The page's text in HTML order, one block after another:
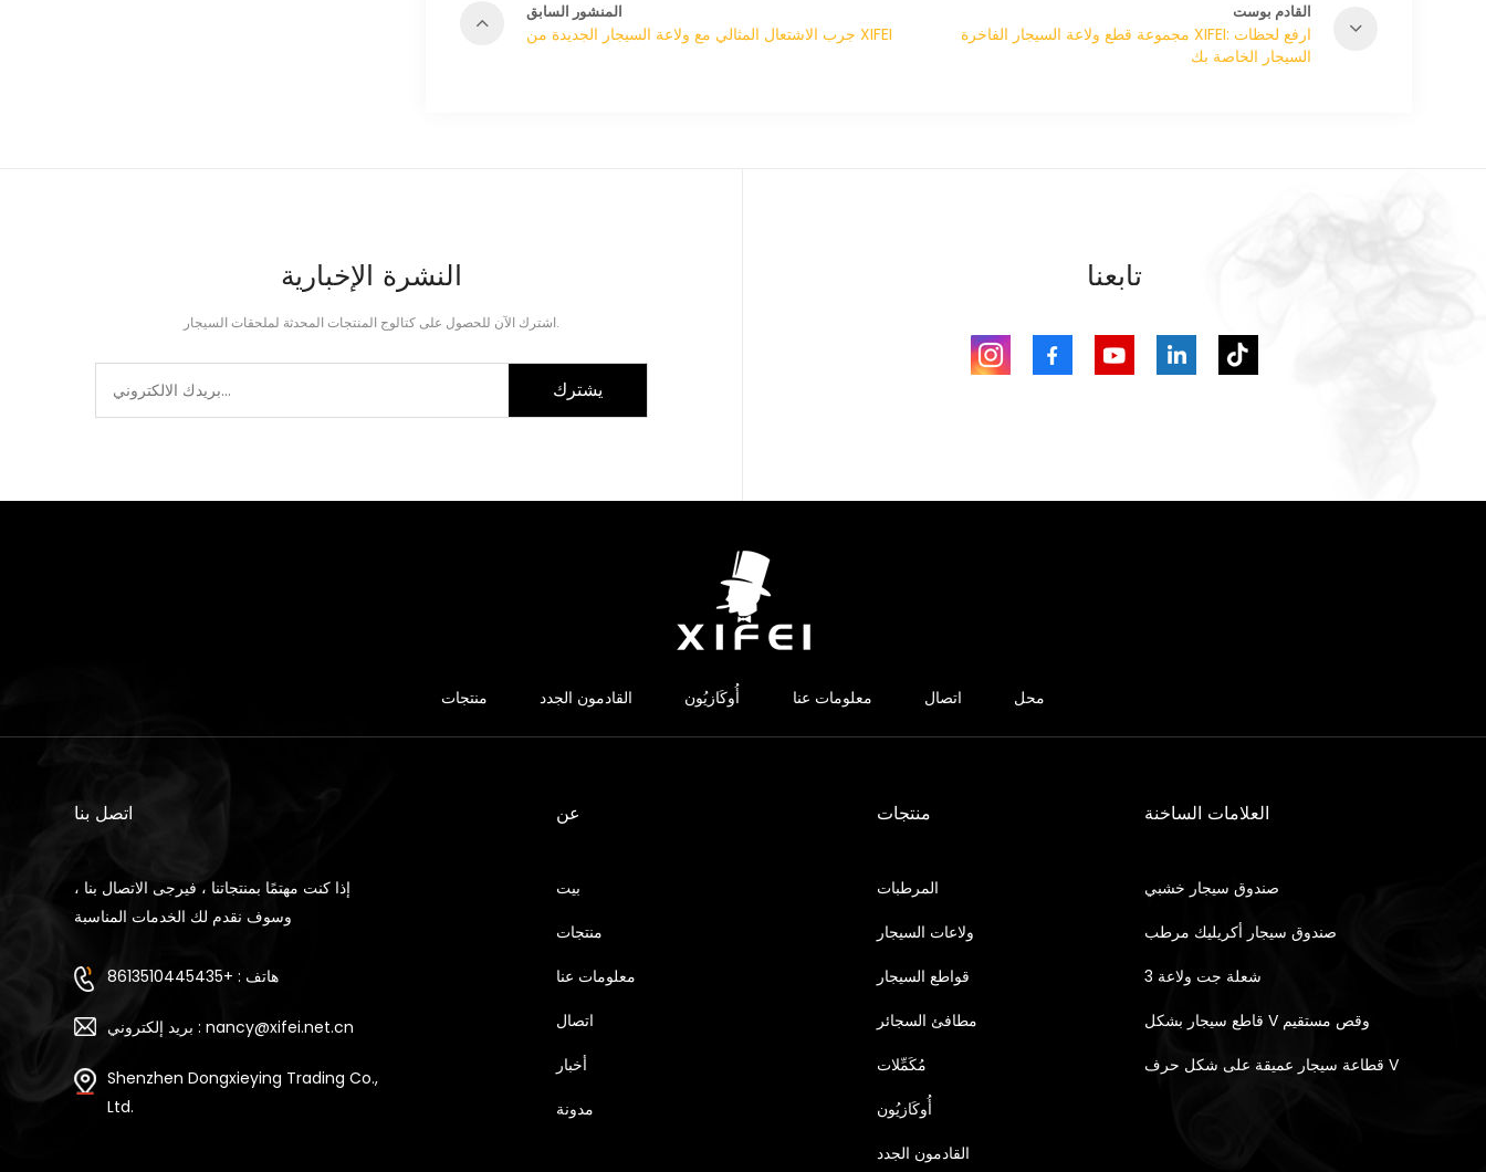
المنشور السابق
جرب الاشتعال المثالي مع ولاعة السيجار الجديدة من XIFEI
القادم بوست
مجموعة قطع ولاعة السيجار الفاخرة XIFEI: ارفع لحظات
السيجار الخاصة بك
النشرة الإخبارية
اشترك الآن للحصول على كتالوج المنتجات المحدثة لملحقات السيجار.
يشترك
تابعنا
منتجات القادمون الجدد أُوكَازيُون معلومات عنا اتصال محل
اتصل بنا
إذا كنت مهتمًا بمنتجاتنا ، فيرجى الاتصال بنا ،
وسوف نقدم لك الخدمات المناسبة
هاتف : +8613510445435
بريد إلكتروني : nancy@xifei.net.cn
Shenzhen Dongxieying Trading Co.,
Ltd.
عن
بيت
منتجات
معلومات عنا
اتصال
أخبار
مدونة
منتجات
المرطبات
ولاعات السيجار
قواطع السيجار
مطافئ السجائر
مُكَمِّلات
أُوكَازيُون
القادمون الجدد
العلامات الساخنة
صندوق سيجار خشبي
صندوق سيجار أكريليك مرطب
3 شعلة جت ولاعة
قاطع سيجار بشكل V وقص مستقيم
قطاعة سيجار عميقة على شكل حرف V